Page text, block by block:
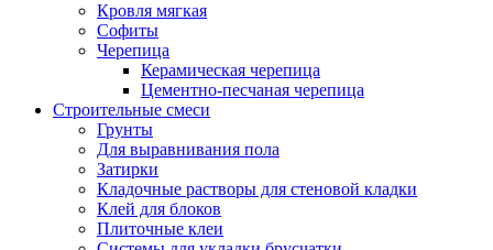
Кровля мягкая
Софиты
Черепица
Керамическая черепица
Цементно-песчаная черепица
Строительные смеси
Грунты
Для выравнивания пола
Затирки
Кладочные растворы для стеновой кладки
Клей для блоков
Плиточные клеи